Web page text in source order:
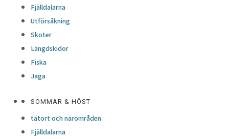
Fjälldalarna
Utförsåkning
Skoter
Längdskidor
Fiska
Jaga
SOMMAR & HÖST
tätort och närområden
Fjälldalarna